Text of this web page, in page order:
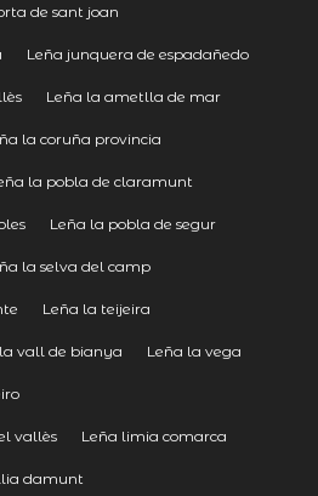
de sant joan
Leña junquera de espadañedo
Leña la ametlla de mar
la coruña provincia
la pobla de claramunt
Leña la pobla de segur
la selva del camp
Leña la teijeira
vall de bianya Leña la vega
vallès Leña limia comarca
damunt